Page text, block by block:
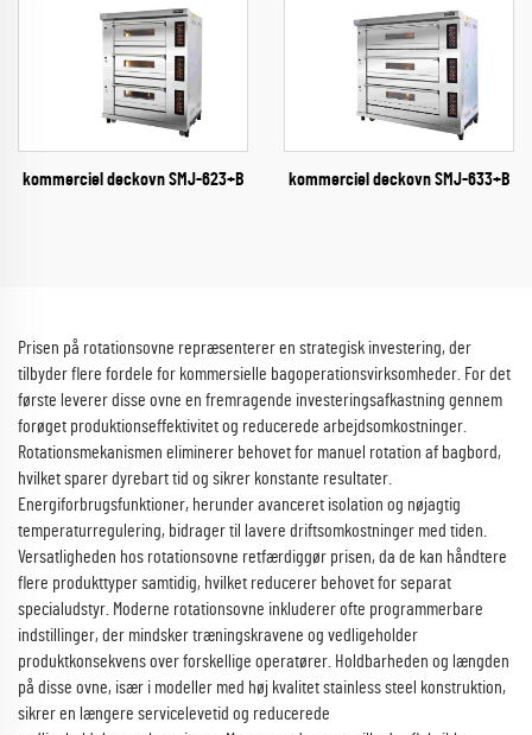
kommerciel deckovn SMJ-623+B kommerciel deckovn SMJ-633+B
Prisen på rotationsovne repræsenterer en strategisk investering, der
tilbyder flere fordele for kommersielle bagoperationsvirksomheder. For det
første leverer disse ovne en fremragende investeringsafkastning gennem
forøget produktionseffektivitet og reducerede arbejdsomkostninger.
Rotationsmekanismen eliminerer behovet for manuel rotation af bagbord,
hvilket sparer dyrebart tid og sikrer konstante resultater.
Energiforbrugsfunktioner, herunder avanceret isolation og nøjagtig
temperaturregulering, bidrager til lavere driftsomkostninger med tiden.
Versatligheden hos rotationsovne retfærdiggør prisen, da de kan håndtere
flere produkttyper samtidig, hvilket reducerer behovet for separat
specialudstyr. Moderne rotationsovne inkluderer ofte programmerbare
indstillinger, der mindsker træningskravene og vedligeholder
produktkonsekvens over forskellige operatører. Holdbarheden og længden
på disse ovne, især i modeller med høj kvalitet stainless steel konstruktion,
sikrer en længere servicelevetid og reducerede